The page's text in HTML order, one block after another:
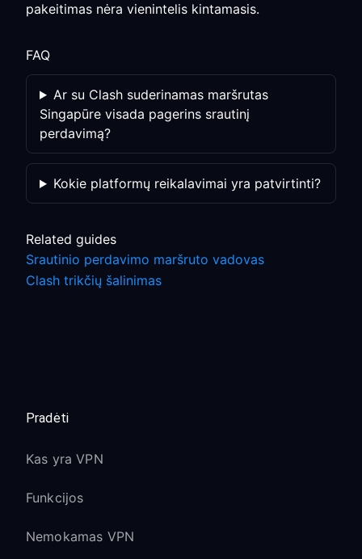
pakeitimas nėra vienintelis kintamasis.
FAQ
Ar su Clash suderinamas maršrutas
Singapūre visada pagerins srautinį
perdavimą?
Kokie platformų reikalavimai yra patvirtinti?
Related guides
Srautinio perdavimo maršruto vadovas
Clash trikčių šalinimas
Pradėti
Kas yra VPN
Funkcijos
Nemokamas VPN